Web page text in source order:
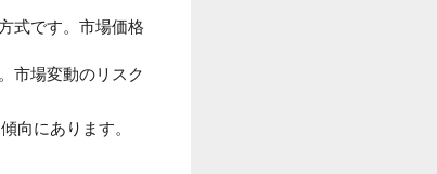
式です。市場価格
市場変動のリスク
向にあります。